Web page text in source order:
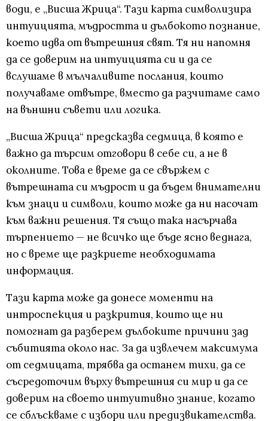
води, е „Висша Жрица“. Тази карта символизира
интуицията, мъдростта и дълбокото познание,
което идва от вътрешния свят. Тя ни напомня
да се доверим на интуицията си и да се
вслушаме в мълчаливите послания, които
получаваме отвътре, вместо да разчитаме само
на външни съвети или логика.
„Висша Жрица“ предсказва седмица, в която е
важно да търсим отговори в себе си, а не в
околните. Това е време да се свържем с
вътрешната си мъдрост и да бъдем внимателни
към знаци и символи, които може да ни насочат
към важни решения. Тя също така насърчава
търпението — не всичко ще бъде ясно веднага,
но с време ще разкриете необходимата
информация.
Тази карта може да донесе моменти на
интроспекция и разкрития, които ще ни
помогнат да разберем дълбоките причини зад
събитията около нас. За да извлечем максимума
от седмицата, трябва да останем тихи, да се
съсредоточим върху вътрешния си мир и да се
доверим на своето интуитивно знание, когато
се сблъскваме с избори или предизвикателства.